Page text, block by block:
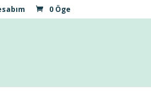
0 Öge